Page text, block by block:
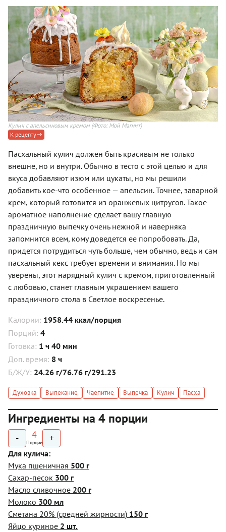
Кулич с апельсиновым кремом (Фото: Мой Магнит)
К рецепту
Пасхальный кулич должен быть красивым не только
внешне, но и внутри. Обычно в тесто с этой целью и для
вкуса добавляют изюм или цукаты, но мы решили
добавить кое-что особенное — апельсин. Точнее, заварной
крем, который готовится из оранжевых цитрусов. Такое
ароматное наполнение сделает вашу главную
праздничную выпечку очень нежной и наверняка
запомнится всем, кому доведется ее попробовать. Да,
придется потрудиться чуть больше, чем обычно, ведь и сам
пасхальный кекс требует времени и внимания. Но мы
уверены, этот нарядный кулич с кремом, приготовленный
с любовью, станет главным украшением вашего
праздничного стола в Светлое воскресенье.
Калории: 1958.44 ккал/порция
Порций: 4
Готовка: 1 ч 40 мин
Доп. время: 8 ч
Б/Ж/У: 24.26 г/76.76 г/291.23
Духовка Выпекание Чаепитие Выпечка Кулич Пасха
Ингредиенты на 4 порции
- 4
Порции +
Для кулича:
Мука пшеничная 500 г
Сахар-песок 300 г
Масло сливочное 200 г
Молоко 300 мл
Сметана 20% (средней жирности) 150 г
Яйцо куриное 2 шт.